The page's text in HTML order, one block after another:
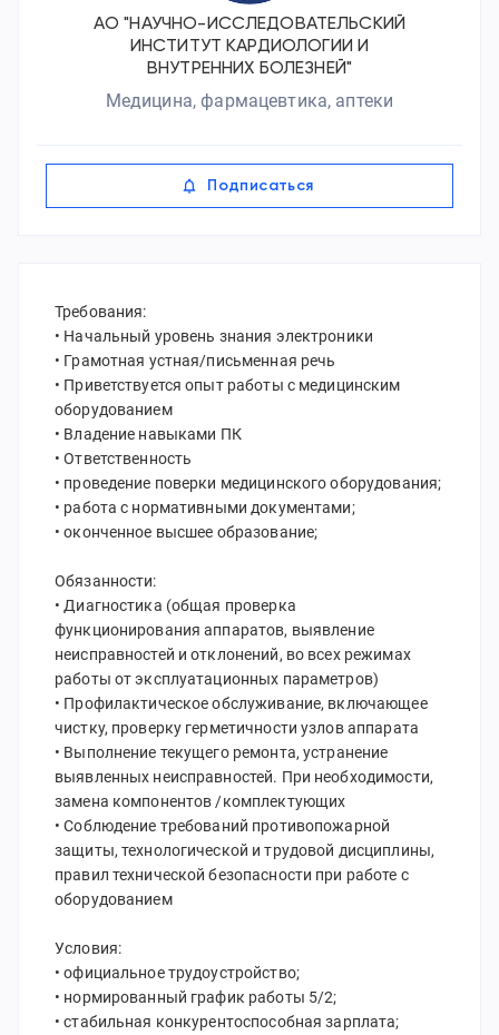
АО "НАУЧНО-ИССЛЕДОВАТЕЛЬСКИЙ
ИНСТИТУТ КАРДИОЛОГИИ И
ВНУТРЕННИХ БОЛЕЗНЕЙ"
Медицина, фармацевтика, аптеки
Подписаться
Требования:
• Начальный уровень знания электроники
• Грамотная устная/письменная речь
• Приветствуется опыт работы с медицинским
оборудованием
• Владение навыками ПК
• Ответственность
• проведение поверки медицинского оборудования;
• работа с нормативными документами;
• оконченное высшее образование;
Обязанности:
• Диагностика (общая проверка
функционирования аппаратов, выявление
неисправностей и отклонений, во всех режимах
работы от эксплуатационных параметров)
• Профилактическое обслуживание, включающее
чистку, проверку герметичности узлов аппарата
• Выполнение текущего ремонта, устранение
выявленных неисправностей. При необходимости,
замена компонентов /комплектующих
• Соблюдение требований противопожарной
защиты, технологической и трудовой дисциплины,
правил технической безопасности при работе с
оборудованием
Условия:
• официальное трудоустройство;
• нормированный график работы 5/2;
• стабильная конкурентоспособная зарплата;